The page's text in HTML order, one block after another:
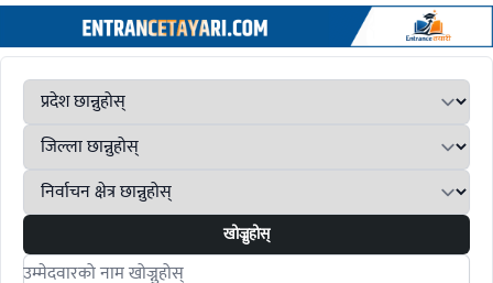
खोज्नुहोस्
Search candidates